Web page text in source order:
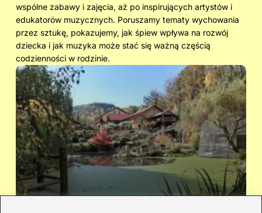
wspólne zabawy i zajęcia, aż po inspirujących artystów i
edukatorów muzycznych. Poruszamy tematy wychowania
przez sztukę, pokazujemy, jak śpiew wpływa na rozwój
dziecka i jak muzyka może stać się ważną częścią
codzienności w rodzinie.